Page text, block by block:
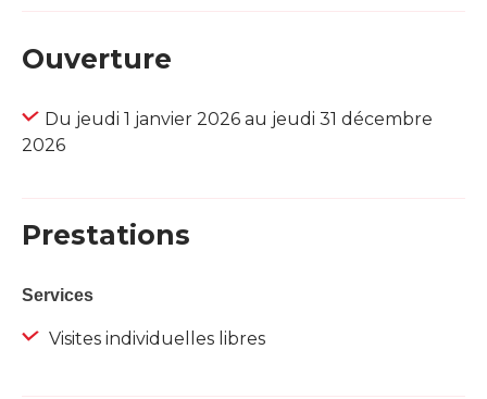
Ouverture
Du jeudi 1 janvier 2026 au jeudi 31 décembre
2026
Prestations
Services
Visites individuelles libres